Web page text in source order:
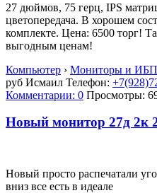
27 дюймов, 75 герц, IPS
цветопередача. В хорошем
комплекте. Цена: 6500 торг!
выгодным ценам!
Компьютер › Мониторы и ИБП
руб Исмаил Телефон:
Комментарии: 0 Просмотры:
Новый монитор 27д 2к
Новый просто распечатали
вниз все есть в идеале